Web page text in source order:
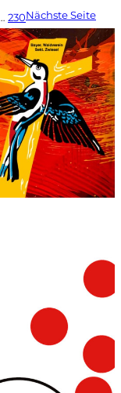
… 230Nächste Seite